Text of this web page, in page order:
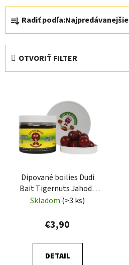
R
a
d
Radiť podľa:Najpredávanejšie
OTVORIŤ FILTER
Dipované boilies Dudi
Bait Tigernuts Jahoda
100g Rozpustné Limited
Skladom (>3 ks)
€3,90
DETAIL